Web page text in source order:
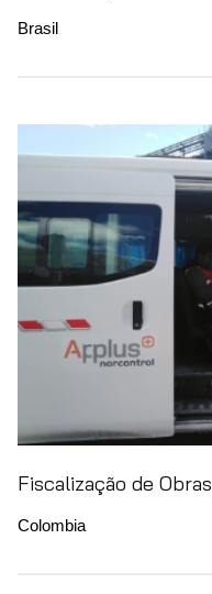
Brasil
Fiscalização de Obras
Colombia